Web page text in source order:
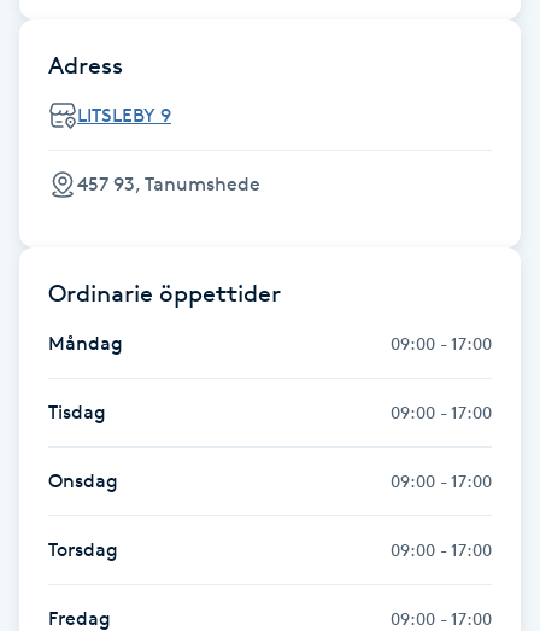
Fransrengöring
Friskvård
Frisör
Funktionsanalys
Föning
Gel naglar
Adress
LITSLEBY 9
457 93, Tanumshede
Ordinarie öppettider
Måndag 09:00 - 17:00
Tisdag 09:00 - 17:00
Onsdag 09:00 - 17:00
Torsdag 09:00 - 17:00
Fredag 09:00 - 17:00